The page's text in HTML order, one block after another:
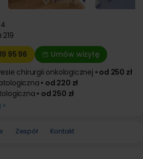
95 96
Umów wizytę
chirurgii onkologicznej • od 250 zł
• od 220 zł
• od 250 zł
»
Zespół Kontakt